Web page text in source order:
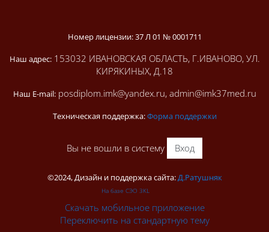
Номер лицензии: 37 Л 01 № 0001711
Наш адрес:153032 ИВАНОВСКАЯ ОБЛАСТЬ, Г.ИВАНОВО, УЛ.
КИРЯКИНЫХ, Д.18
Наш E-mail:posdiplom.imk@yandex.ru, admin@imk37med.ru
Техническая поддержка:Форма поддержки
Вы не вошли в систему Вход
©2024, Дизайн и поддержка сайта:Д.Ратушняк
На базе СЭО 3KL
Скачать мобильное приложение
Переключить на стандартную тему